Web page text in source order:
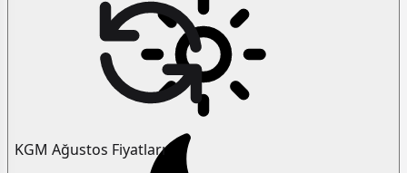
KGM Ağustos Fiyatları